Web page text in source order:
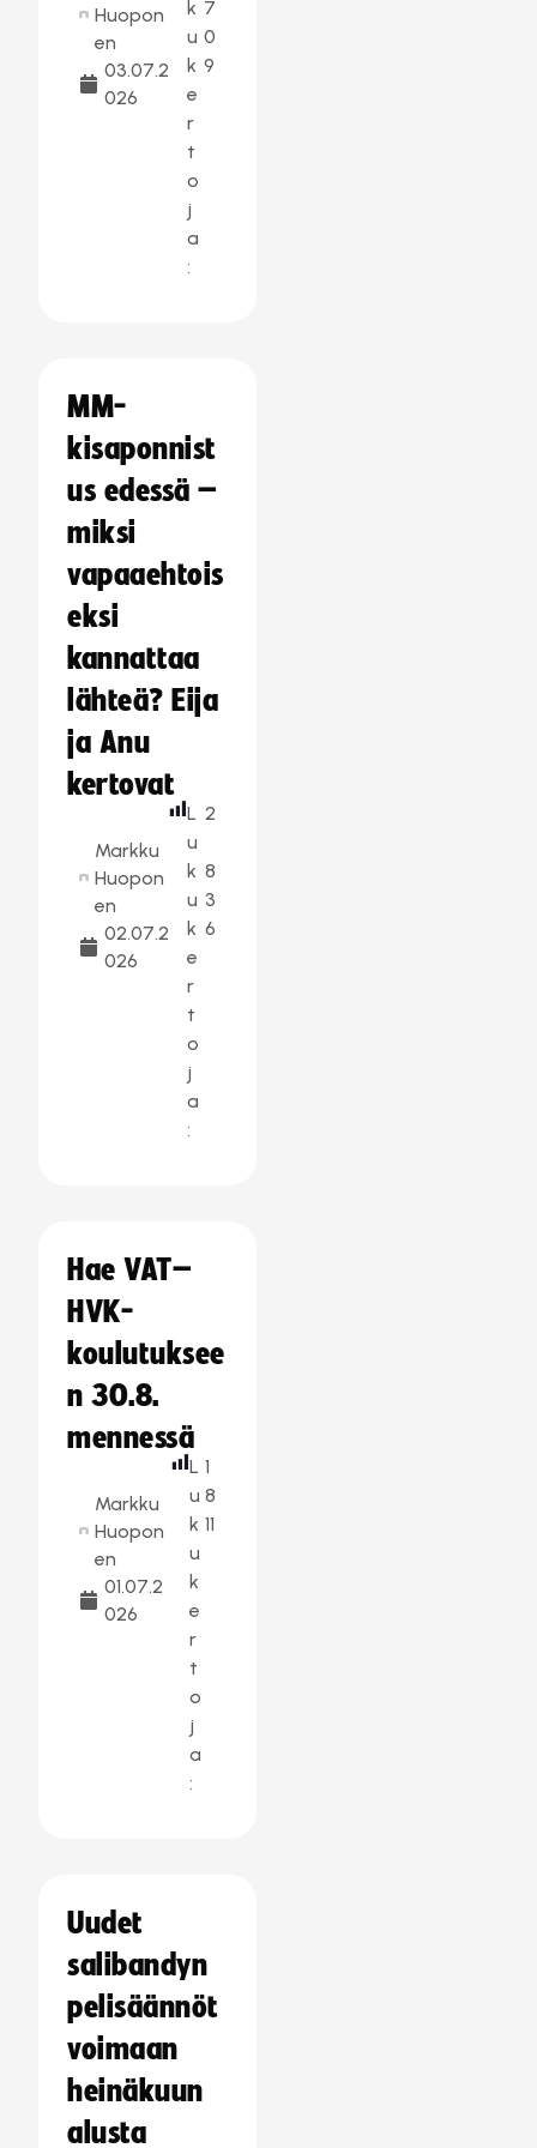
Huopon
en
03.07.2
026
k
u
k
e
r
t
o
j
a
:
7
0
9
MM-
kisaponnist
us edessä –
miksi
vapaaehtois
eksi
kannattaa
lähteä? Eija
ja Anu
kertovat
Markku
Huopon
en
02.07.2
026
L
u
k
u
k
e
r
t
o
j
a
:
2
8
3
6
Hae VAT–
HVK-
koulutuksee
n 30.8.
mennessä
Markku
Huopon
en
01.07.2
026
L
u
k
u
k
e
r
t
o
j
a
:
1
8
11
Uudet
salibandyn
pelisäännöt
voimaan
heinäkuun
alusta